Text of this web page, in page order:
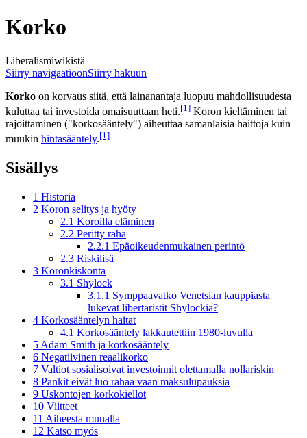
Korko
Liberalismiwikistä
Siirry navigaatioonSiirry hakuun
Korko on korvaus siitä, että lainanantaja luopuu mahdollisuudesta
kuluttaa tai investoida omaisuuttaan heti.[1] Koron kieltäminen tai
rajoittaminen ("korkosääntely") aiheuttaa samanlaisia haittoja kuin
muukin hintasääntely.[1]
Sisällys
1 Historia
2 Koron selitys ja hyöty
2.1 Koroilla eläminen
2.2 Peritty raha
2.2.1 Epäoikeudenmukainen perintö
2.3 Riskilisä
3 Koronkiskonta
3.1 Shylock
3.1.1 Symppaavatko Venetsian kauppiasta
lukevat libertaristit Shylockia?
4 Korkosääntelyn haitat
4.1 Korkosääntely lakkautettiin 1980-luvulla
5 Adam Smith ja korkosääntely
6 Negatiivinen reaalikorko
7 Valtiot sosialisoivat investoinnit olettamalla nollariskin
8 Pankit eivät luo rahaa vaan maksulupauksia
9 Uskontojen korkokiellot
10 Viitteet
11 Aiheesta muualla
12 Katso myös